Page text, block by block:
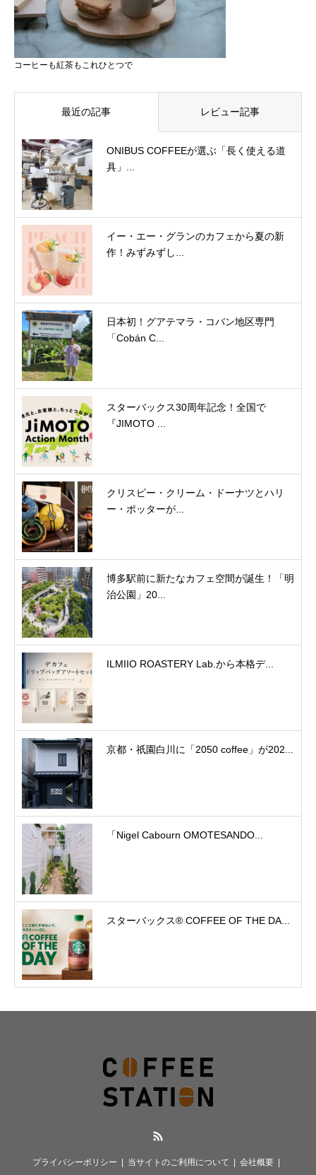
コーヒーも紅茶もこれひとつで
最近の記事 レビュー記事
ONIBUS COFFEEが選ぶ「長く使える道
具」...
イー・エー・グランのカフェから夏の新
作！みずみずし...
日本初！グアテマラ・コバン地区専門
「Cobán C...
スターバックス30周年記念！全国で
『JIMOTO ...
クリスピー・クリーム・ドーナツとハリ
ー・ポッターが...
博多駅前に新たなカフェ空間が誕生！「明
治公園」20...
ILMIIO ROASTERY Lab.から本格デ...
京都・祇園白川に「2050 coffee」が202...
「Nigel Cabourn OMOTESANDO...
スターバックス® COFFEE OF THE DA...
プライバシーポリシー 当サイトのご利用について
会社概要